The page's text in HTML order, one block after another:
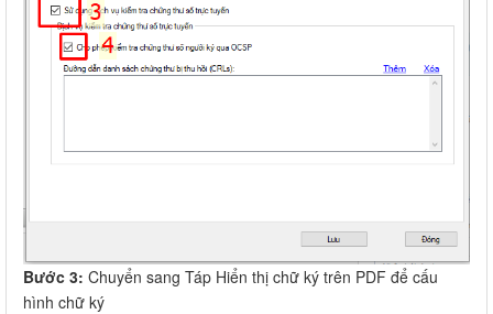
Bước 3: Chuyển sang Táp Hiển thị chữ ký trên PDF để cấu
hình chữ ký